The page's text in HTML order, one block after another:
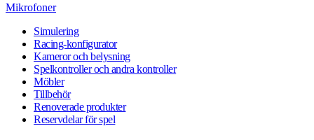
Mikrofoner
Simulering
Racing-konfigurator
Kameror och belysning
Spelkontroller och andra kontroller
Möbler
Tillbehör
Renoverade produkter
Reservdelar för spel